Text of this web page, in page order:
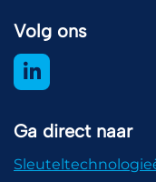
Volg ons
Ga direct naar